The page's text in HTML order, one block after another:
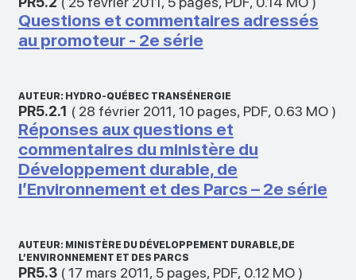
Questions et commentaires adressés
au promoteur - 2e série
AUTEUR: HYDRO-QUÉBEC TRANSÉNERGIE
PR5.2.1 ( 28 février 2011, 10 pages, PDF, 0.63 MO)
Réponses aux questions et
commentaires du ministère du
Développement durable, de
l’Environnement et des Parcs – 2e série
AUTEUR: MINISTÈRE DU DÉVELOPPEMENT DURABLE, DE
L’ENVIRONNEMENT ET DES PARCS
PR5.3(17 mars 2011, 5 pages, PDF, 0.12 MO)